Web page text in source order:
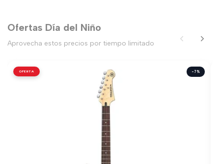
Ofertas Día del Niño
Aprovecha estos precios por tiempo limitado
OFERTA -7%